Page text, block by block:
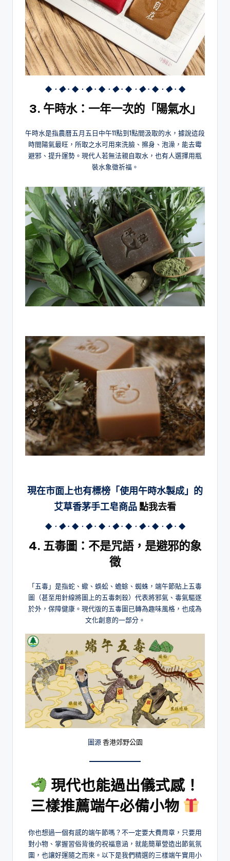
◆．◆．◆．◆．◆．◆．◆．◆．◆．◆．◆
3. 午時水：一年一次的「陽氣水」
午時水是指農曆五月五日中午11點到1點間汲取的水，據說這段
時間陽氣最旺，所取之水可用來洗臉、擦身、泡澡，能去霉
避邪、提升運勢。現代人若無法親自取水，也有人選擇用瓶
裝水象徵祈福。
現在市面上也有標榜「使用午時水製成」的
艾草香茅手工皂商品 點我去看
◆．◆．◆．◆．◆．◆．◆．◆．◆．◆．◆
4. 五毒圖：不是咒語，是避邪的象
徵
「五毒」是指蛇、蠍、蜈蚣、蟾蜍、蜘蛛，端午節貼上五毒
圖（甚至用針線將圖上的五毒刺殺）代表將邪氣、毒氣驅逐
於外，保障健康。現代版的五毒圖已轉為趣味風格，也成為
文化創意的一部分。
圖源香港郊野公園
現代也能過出儀式感！
三樣推薦端午必備小物
你也想過一個有感的端午節嗎？不一定要大費周章，只要用
對小物、掌握習俗背後的祝福意涵，就能簡單營造出節氣氛
圍，也讓好運隨之而來。以下是我們精選的三樣端午實用小